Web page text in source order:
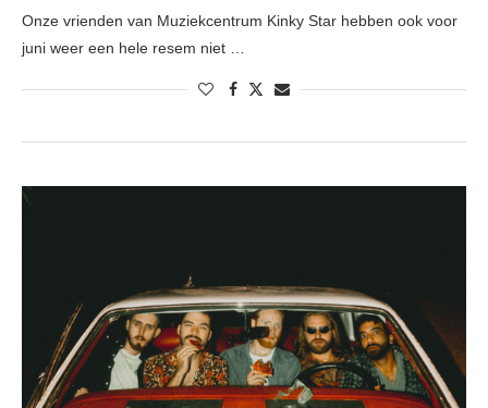
Onze vrienden van Muziekcentrum Kinky Star hebben ook voor
juni weer een hele resem niet …